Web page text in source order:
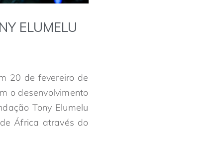
ELUMELU
20 de fevereiro de
o desenvolvimento
Tony Elumelu
África através do